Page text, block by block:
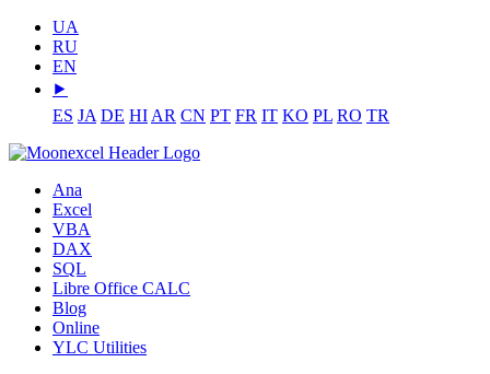
UA
RU
EN
⯈
ES JA DE HI AR CN PT FR IT KO PL RO TR
Ana
Excel
VBA
DAX
SQL
Libre Office CALC
Blog
Online
YLC Utilities